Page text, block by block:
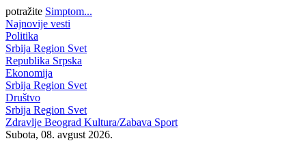
potražite Simptom...
Najnovije vesti
Politika
Srbija Region Svet
Republika Srpska
Ekonomija
Srbija Region Svet
Društvo
Srbija Region Svet
Zdravlje Beograd Kultura/Zabava Sport
Subota, 08. avgust 2026.